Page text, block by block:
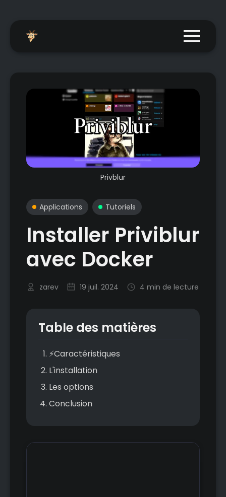
Menu
Privblur
Applications Tutoriels
Installer Priviblur
avec Docker
zarev 19 juil. 2024 4 min de lecture
Table des matières
⚡Caractéristiques
L'installation
Les options
Conclusion